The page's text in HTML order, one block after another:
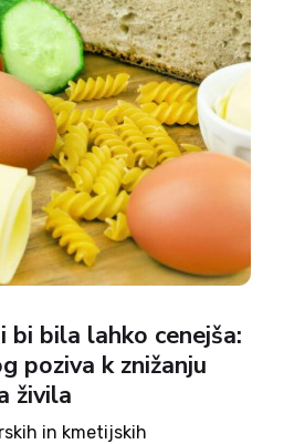
bi bila lahko cenejša:
poziva k znižanju
živila
in kmetijskih